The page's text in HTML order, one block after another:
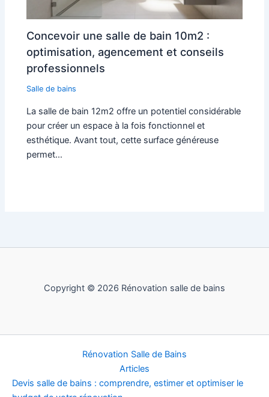
Concevoir une salle de bain 10m2 :
optimisation, agencement et conseils
professionnels
Salle de bains
La salle de bain 12m2 offre un potentiel considérable
pour créer un espace à la fois fonctionnel et
esthétique. Avant tout, cette surface généreuse
permet…
Copyright © 2026 Rénovation salle de bains
Rénovation Salle de Bains
Articles
Devis salle de bains : comprendre, estimer et optimiser le